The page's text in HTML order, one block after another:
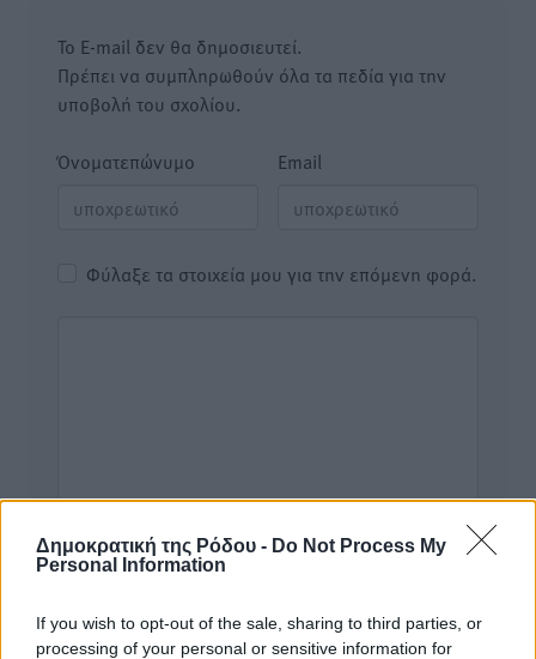
Δημοκρατική της Ρόδου - Do Not Process My
Personal Information
If you wish to opt-out of the sale, sharing to third parties, or
processing of your personal or sensitive information for
Το E-mail δεν θα δημοσιευτεί.
Πρέπει να συμπληρωθούν όλα τα πεδία για την
υποβολή του σχολίου.
Όνοματεπώνυμο Email
Φύλαξε τα στοιχεία μου για την επόμενη φορά.